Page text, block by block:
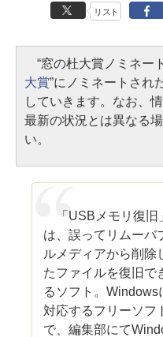
リスト
“窓の杜大賞ノミネー
大賞”にノミネートされ
していきます。なお、
最新の状況とは異なる
い。
「USBメモリ復旧
は、誤ってリムーバ
ルメディアから削除
たファイルを復旧で
るソフト。Windows
対応するフリーソフ
で、編集部にて